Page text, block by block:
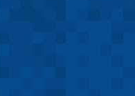
Ваш выбор настроек на